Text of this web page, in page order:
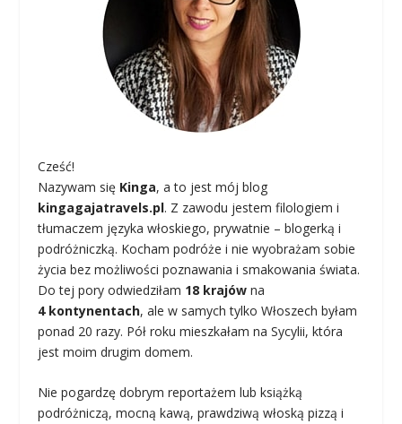
Cześć!
Nazywam się Kinga, a to jest mój blog
kingagajatravels.pl. Z zawodu jestem filologiem i
tłumaczem języka włoskiego, prywatnie – blogerką i
podróżniczką. Kocham podróże i nie wyobrażam sobie
życia bez możliwości poznawania i smakowania świata.
Do tej pory odwiedziłam 18 krajów na
4 kontynentach, ale w samych tylko Włoszech byłam
ponad 20 razy. Pół roku mieszkałam na Sycylii, która
jest moim drugim domem.
Nie pogardzę dobrym reportażem lub książką
podróżniczą, mocną kawą, prawdziwą włoską pizzą i